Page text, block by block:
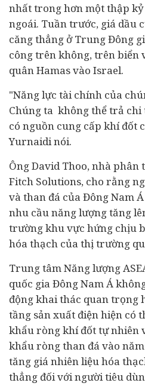
nhất trong hơn một thập
ngoái. Tuần trước, giá dầu
căng thẳng ở Trung Đông
công trên không, trên biển
quân Hamas vào Israel.
"Năng lực tài chính của
Chúng ta không thể trả chi
có nguồn cung cấp khí đốt
Yurnaidi nói.
Ông David Thoo, nhà
Fitch Solutions, cho rằng
và than đá của Đông Nam
nhu cầu năng lượng tăng
trường khu vực hứng chịu
hóa thạch của thị trường
Trung tâm Năng lượng
quốc gia Đông Nam Á
động khai thác quan trọng
tầng sản xuất điện hiện có
khẩu ròng khí đốt tự nhiên
khẩu ròng than đá vào
tăng giá nhiên liệu hóa
thẳng đối với ngườitiêu